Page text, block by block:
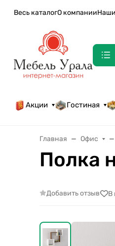
Весь каталогО компании
Акции Гостиная
Главная Офис
Полка
Добавить отзыв В